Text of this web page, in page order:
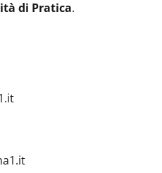
di Pratica.